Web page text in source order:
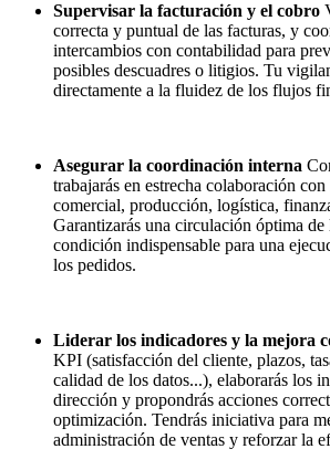
Supervisar la facturación y el cobro
correcta y puntual de las facturas, y
intercambios con contabilidad para
posibles descuadres o litigios. Tu
directamente a la fluidez de los flujos
Asegurar la coordinación interna
trabajarás en estrecha colaboración
comercial, producción, logística,
Garantizarás una circulación óptima
condición indispensable para una
los pedidos.
Liderar los indicadores y la mejora
KPI (satisfacción del cliente, plazos,
calidad de los datos...), elaborarás los
dirección y propondrás acciones
optimización. Tendrás iniciativa para
administración de ventas y reforzar la